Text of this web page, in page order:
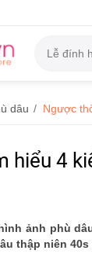
dâu / Ngược
hiểu 4
ảnh phù
thập niên